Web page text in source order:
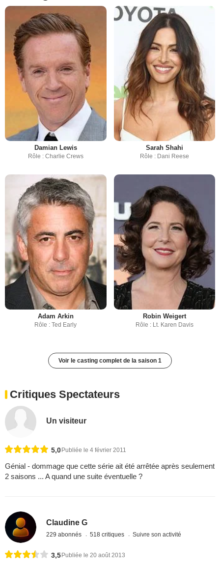
Damian Lewis
Rôle : Charlie Crews
Sarah Shahi
Rôle : Dani Reese
Adam Arkin
Rôle : Ted Early
Robin Weigert
Rôle : Lt. Karen Davis
Voir le casting complet de la saison 1
Critiques Spectateurs
Un visiteur
5,0Publiée le 4 février 2011
Génial - dommage que cette série ait été arrêtée après seulement
2 saisons ... A quand une suite éventuelle ?
Claudine G
229 abonnés 518 critiques Suivre son activité
3,5Publiée le 20 août 2013